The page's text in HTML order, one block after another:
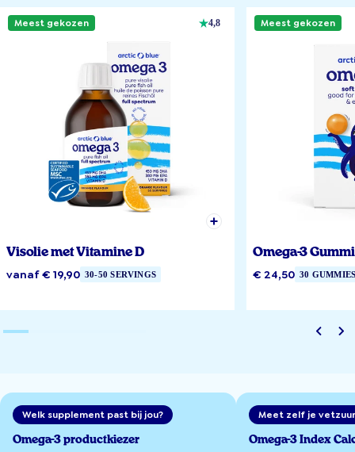
Meest gekozen 4,8
Visolie met Vitamine D
vanaf € 19,90 30-50 SERVINGS
Meest gekozen
Omega-3
€ 24,50 30
Welk supplement past bij jou?
Omega-3 productkiezer
Meet zelf je
Omega-3 Index